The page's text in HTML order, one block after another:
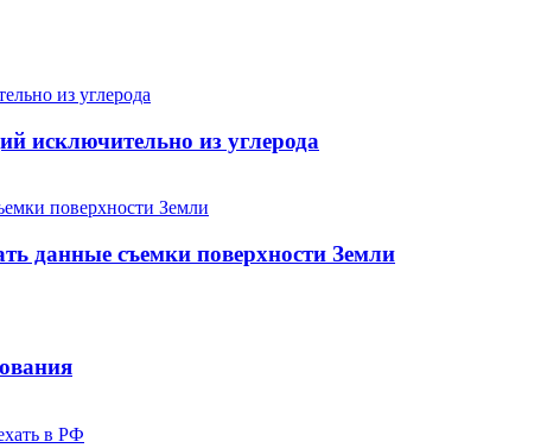
исключительно из углерода
данные съемки поверхности Земли